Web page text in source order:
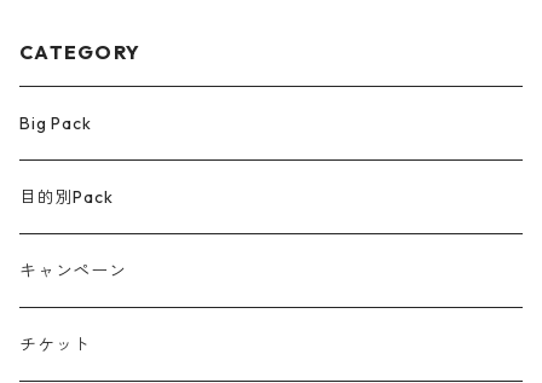
CATEGORY
Big Pack
目的別Pack
キャンペーン
チケット